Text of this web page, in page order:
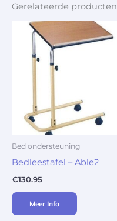
Gerelateerde producten
Bed ondersteuning
Bedleestafel – Able2
€130.95
Meer Info